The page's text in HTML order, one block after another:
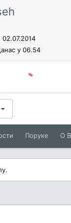
02.07.2014
у 06.54
Поруке O